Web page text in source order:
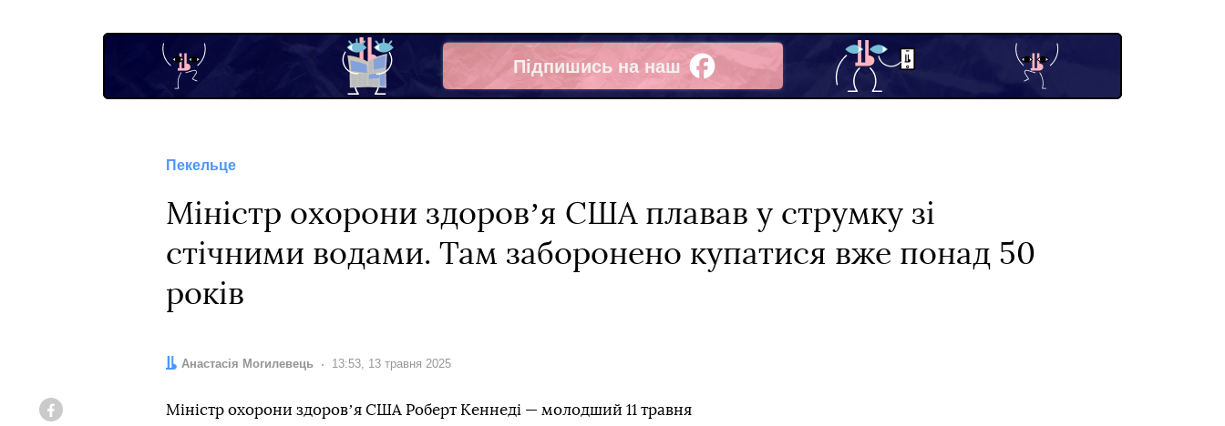
Підпишись на наш
Facebook
Пекельце
Міністр охорони здоровʼя США плавав у струмку зі
стічними водами. Там заборонено купатися вже понад 50
років
Автор:
Анастасія Могилевець Дата:
13:53, 13 травня 2025
Міністр охорони здоровʼя США Роберт Кеннеді — молодший 11 травня